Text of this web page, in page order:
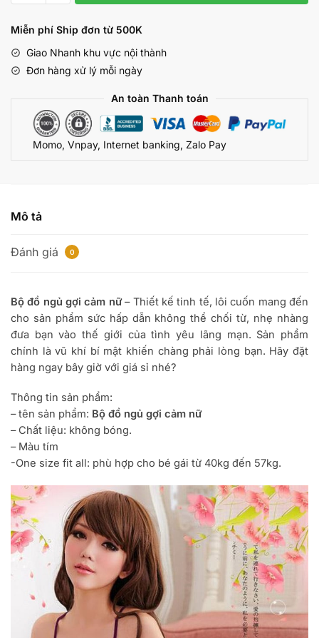
Cảm
CGD34
số
Miễn phí Ship đơn từ 500K
Giao Nhanh khu vực nội thành
Đơn hàng xử lý mỗi ngày
An toàn Thanh toán
Momo, Vnpay, Internet banking, Zalo Pay
Mô tả
Đánh giá 0
Bộ đồ ngủ gợi cảm nữ– Thiết kế tinh tế, lôi cuốn mang đến
cho sản phẩm sức hấp dẫn không thể chối từ, nhẹ nhàng
đưa bạn vào thế giới của tình yêu lãng mạn. Sản phẩm
chính là vũ khí bí mật khiến chàng phải lòng bạn. Hãy đặt
hàng ngay bây giờ với giá sỉ nhé?
Thông tin sản phẩm:
– tên sản phẩm: Bộ đồ ngủ gợi cảm nữ
– Chất liệu: không bóng.
– Màu tím
-One size fit all: phù hợp cho bé gái từ 40kg đến 57kg.